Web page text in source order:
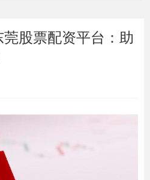
股票配资平台：助